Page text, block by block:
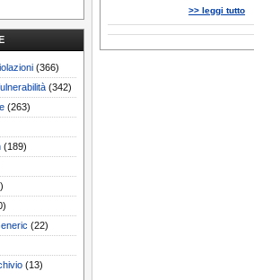
(366)
(342)
(263)
(189)
(22)
(13)
>> leggi tutto